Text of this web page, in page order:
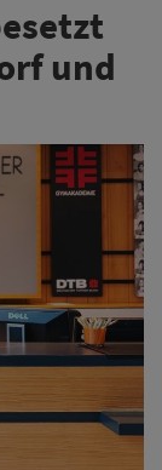
und